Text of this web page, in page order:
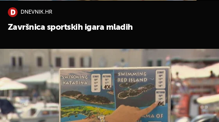
DNEVNIK.HR
Završnica sportskih igara mladih